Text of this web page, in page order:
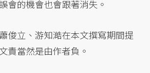
會的機會也會跟著消失。
俊立、游知澔在本文撰寫期間提
責當然是由作者負。